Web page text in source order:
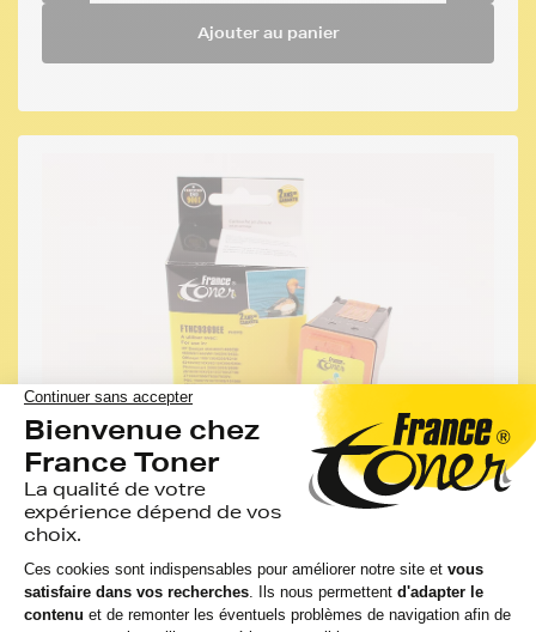
Ajouter au panier
FRANCE TONER
Cartouche d'encre compatible FranceToner
équivalent à HP 348 (C9369EE) - - Format
Standard
17 avis
EN STOCK GARANTIE 2 ANS Voir le produit